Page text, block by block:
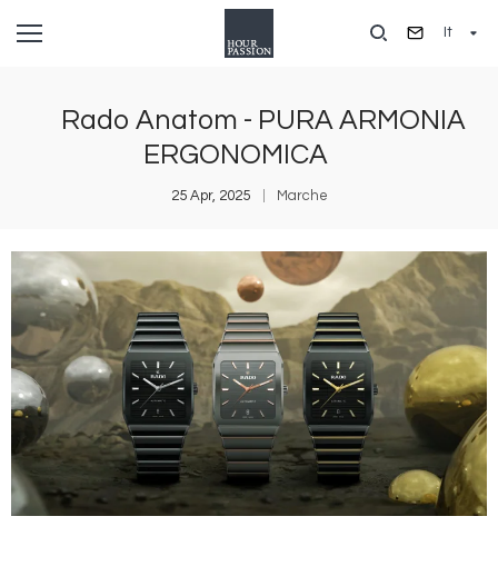
It
Rado Anatom - PURA ARMONIA
ERGONOMICA
25 Apr, 2025 Marche
Immagine